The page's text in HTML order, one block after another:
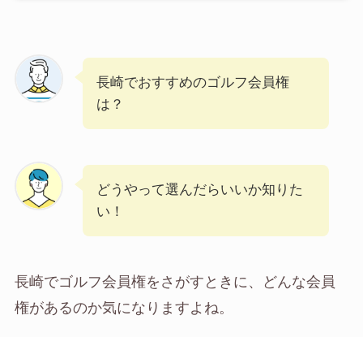
長崎でおすすめのゴルフ会員権
は？
どうやって選んだらいいか知りた
い！
長崎でゴルフ会員権をさがすときに、どんな会員
権があるのか気になりますよね。